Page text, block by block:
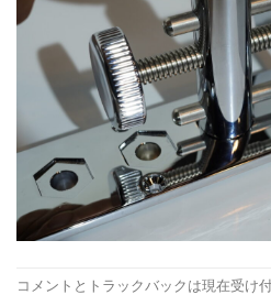
コメントとトラックバックは現在受け